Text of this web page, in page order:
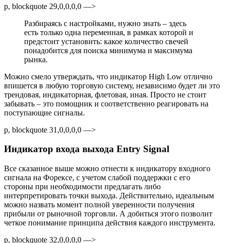
p, blockquote 29,0,0,0,0 —>
Разбираясь с настройками, нужно знать – здесь
есть только одна переменная, в рамках которой и
предстоит установить: какое количество свечей
понадобится для поиска минимума и максимума
рынка.
Можно смело утверждать, что индикатор High Low отлично
впишется в любую торговую систему, независимо будет ли это
трендовая, индикаторная, флетовая, иная. Просто не стоит
забывать – это помощник и соответственно реагировать на
поступающие сигналы.
p, blockquote 31,0,0,0,0 —>
Индикатор входа выхода Entry Signal
Все сказанное выше можно отнести к индикатору входного
сигнала на Форексе, с учетом слабой поддержки с его
стороны при необходимости предлагать либо
интерпретировать точки выхода. Действительно, идеальным
можно назвать момент полной уверенности получения
прибыли от рыночной торговли. А добиться этого позволит
четкое понимание принципа действия каждого инструмента.
p, blockquote 32,0,0,0,0 —>